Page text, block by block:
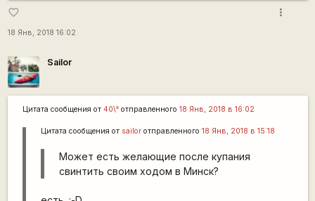
favorite_border
18 Янв, 2018 16:02
more_vert
Sailor
Цитата сообщения от 40\°отправленного 18 Янв, 2018 в 16:02
Цитата сообщения от sailorотправленного 18 Янв, 2018 в 15:18
Может есть желающие после купания
свинтить своим ходом в Минск?